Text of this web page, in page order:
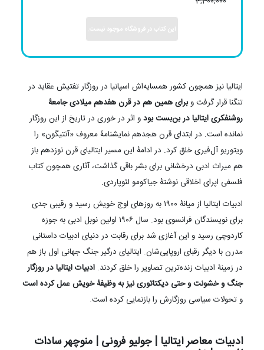
این کتاب در فروشگاه موجود نیست.
ایتالیا نیز همچون کشور همسایه‌اش اسپانیا در روزگار تفتیش عقاید در
تنگنا قرار گرفت وبرای همین هم در قرن هفدهم میلادی جامعۀ
روشنفکری ایتالیا در بن‌بست بودو اثر در خوری در تاریخ از این روزگار
نمانده است. در ابتدای قرن هجدهم نمایشنامۀ معروف «آنتیگون» را
ویتوریو آل‌فیری خلق کرد. در ادامۀ این مسیر ایتالیای قرن نوزدهم باز
هم میراث ادبی درخشانی برای بشر باقی گذاشت، آثاری همچون کتاب
فلسفی اپرای اخلاقی نوشتۀ جیاکومو لئوپاردی.
ادبیات ایتالیا از میانۀ ۱۹۰۰ به روزهای اوج خویش رسید و رقیبی جدی
برای نویسندگان فرانسوی بود. سال ۱۹۰۶ اولین نوبل ادبی به جوزه
کاردوچی رسید و این آغازی شد برای رقابت در دنیای ادبیات داستانی
مدرن با دیگر رقبای اروپایی‌شان. ایتالیای درگیر جنگ جهانی اول باز هم
در زمینۀ ادبیات زنده‌ترین تصاویر را خلق کردند. ادبیات ایتالیا در روزگار
جنگ و خشونت و حتی دیکتاتوری نیز به وظیفۀ خویش عمل کرده است
و تحولات سیاسی روزگارش را بازنمایی کرده است.
ادبیات معاصر ایتالیا | جولیو فرونی | منوچهر سادات